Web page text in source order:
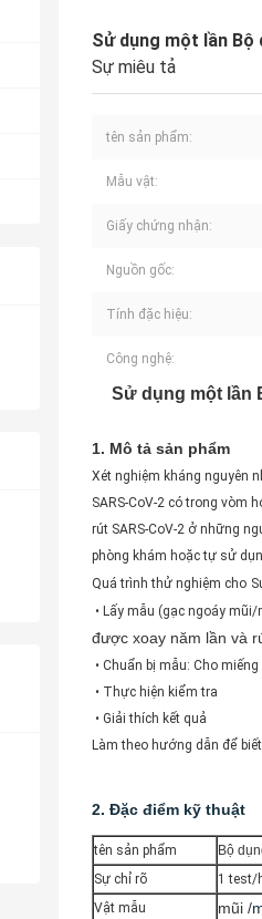
Sử dụng một lần Bộ
Sự miêu tả
tên sản phẩm:
Mẫu vật:
Giấy chứng nhận:
Nguồn gốc:
Tính đặc hiệu:
Công nghệ:
Sử dụng một lần
1. Mô tả sản phẩm
Xét nghiệm kháng nguyên
SARS-CoV-2 có trong vòm
rút SARS-CoV-2 ở những
phòng khám hoặc tự sử
Quá trình thử nghiệm cho
• Lấy mẫu (gạc ngoáy
được xoay năm lần và
•​ Chuẩn bị mẫu: Cho
​ • Thực hiện kiểm tra
​ • Giải thích kết quả
Làm theo hướng dẫn để
2. Đặc điểm kỹ thuật
tên sản phẩm
Bộ
Sự chỉ rõ
1 test/
Vật mẫu
mũi /